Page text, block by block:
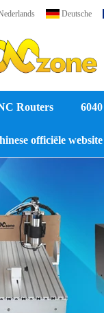
Deutsche
Routers
officiële website